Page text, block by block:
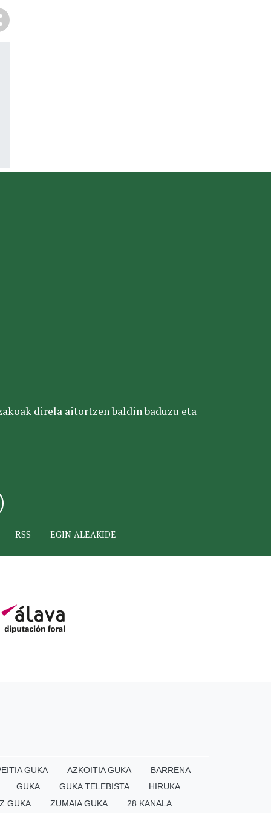
direla aitortzen baldin baduzu eta
RSS EGIN ALEAKIDE
GUKA AZKOITIA GUKA
BARRENA
GUKA
GUKA TELEBISTA
HIRUKA
GUKA
ZUMAIA GUKA 28 KANALA